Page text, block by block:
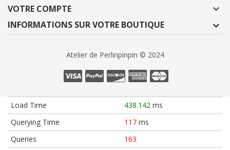
VOTRE COMPTE 
INFORMATIONS SUR VOTRE BOUTIQUE
Atelier de Perlinpinpin © 2024
Load Time 438.142 ms
Querying Time
117 ms
Queries
163